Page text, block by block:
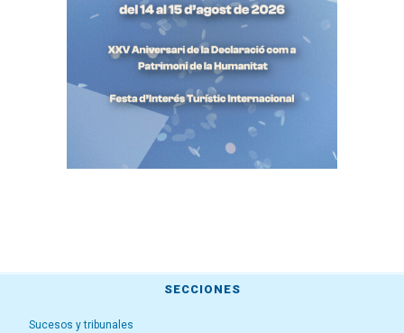
SECCIONES
Sucesos y tribunales